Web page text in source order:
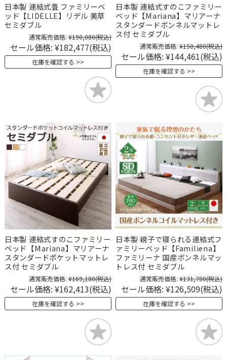
日本製 連結式畳 ファミリーベ
ッド【LIDELLE】リデル 美草
セミダブル
通常販売価格: ¥190,080(税込)
セール価格: ¥182,477(税込)
在庫を確認する
日本製 連結式すのこファミリー
ベッド【Mariana】マリアーナ
スタンダードボンネルマットレ
ス付 セミダブル
通常販売価格: ¥150,480(税込)
セール価格: ¥144,461(税込)
在庫を確認する
日本製 連結式すのこファミリー
ベッド【Mariana】マリアーナ
スタンダードポケットマットレ
ス付 セミダブル
通常販売価格: ¥169,180(税込)
セール価格: ¥162,413(税込)
在庫を確認する
日本製 親子で寝られる連結式フ
ァミリーベッド【Familiena】
ファミリーナ 国産ボンネルマッ
トレス付 セミダブル
通常販売価格: ¥131,780(税込)
セール価格: ¥126,509(税込)
在庫を確認する